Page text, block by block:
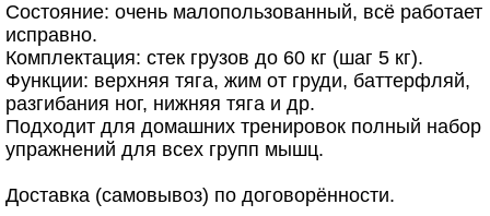
Состояние: очень малопользованный, всё работает
исправно.
Комплектация: стек грузов до 60 кг (шаг 5 кг).
Функции: верхняя тяга, жим от груди, баттерфляй,
разгибания ног, нижняя тяга и др.
Подходит для домашних тренировок полный набор
упражнений для всех групп мышц.
Доставка (самовывоз) по договорённости.